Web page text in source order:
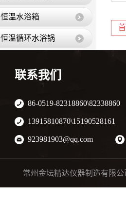
恒温水浴箱
恒温循环水浴锅
振荡培养箱
低温恒温水槽
电动离心机
多功能振荡器
联系我们
86-0519-82318860\82338860
13915810870\15190528161
923981903@qq.com
常州金坛精达仪器制造有